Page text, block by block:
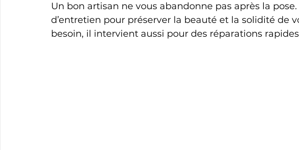
Un bon artisan ne vous abandonne pas après la
d’entretien pour préserver la beauté et la solidité de
besoin, il intervient aussi pour des réparations